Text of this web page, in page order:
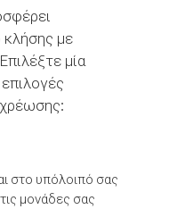
με
μία
στο υπόλοιπό σας
μονάδες σας